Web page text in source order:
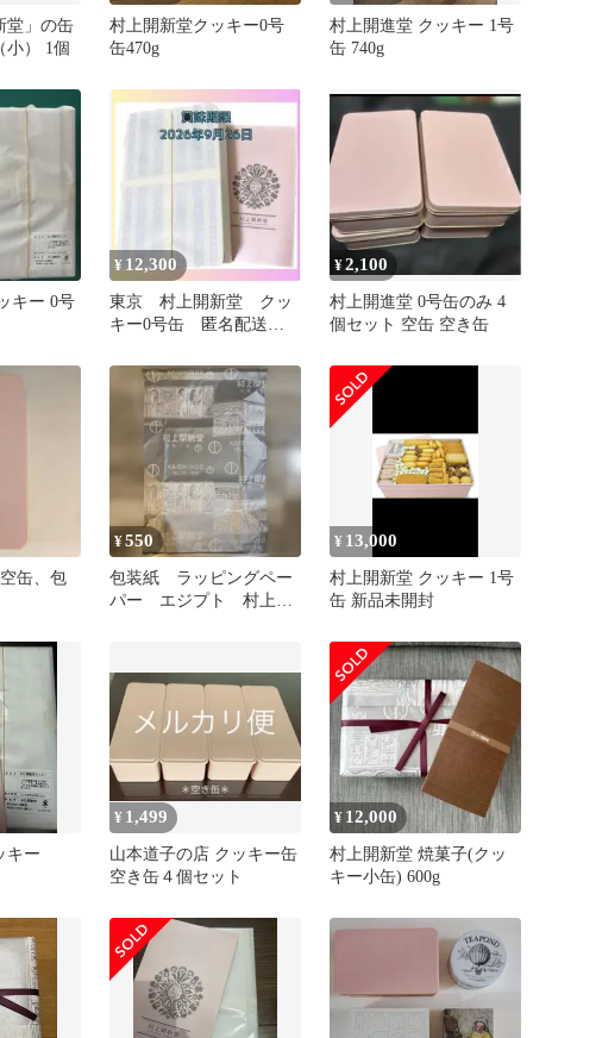
堂」の缶
小） 1個
村上開新堂クッキー0号
缶470g
村上開進堂 クッキー 1号
缶 740g
キー 0号
¥ 12,300
東京 村上開新堂 クッ
キー0号缶 匿名配送
¥2,100
村上開進堂 0号缶のみ 4
個セット 空缶 空き缶
缶、包
¥550
包装紙 ラッピングペー
パー エジプト 村上開
¥ 13,000
村上開新堂 クッキー 1号
缶 新品未開封
キー
¥ 1,499
山本道子の店 クッキー缶
空き缶４個セット
¥ 12,000
村上開新堂 焼菓子(クッ
キー小缶) 600g